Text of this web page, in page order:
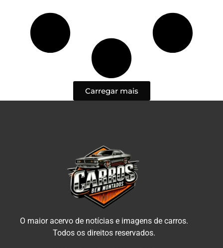
Carregar mais
O maior acervo de notícias e imagens de carros.
Todos os direitos reservados.